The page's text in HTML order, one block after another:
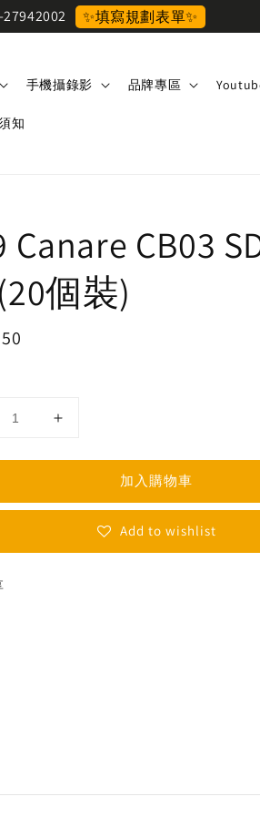
✨填寫規劃表單✨
手機攝錄影 品牌專區
知
Canare CB03
個裝)
加入購物車
Add to wishlist